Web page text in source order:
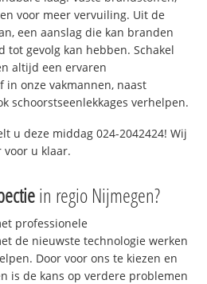
voor meer vervuiling. Uit de
een aanslag die kan branden
tot gevolg kan hebben. Schakel
altijd een ervaren
in onze vakmannen, naast
schoorstseenlekkages verhelpen.
u deze middag 024-2042424! Wij
voor u klaar.
in regio Nijmegen?
professionele
de nieuwste technologie werken
Door voor ons te kiezen en
is de kans op verdere problemen